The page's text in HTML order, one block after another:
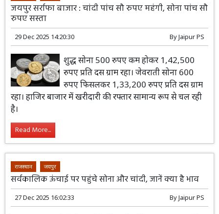
जयपुर सर्राफा बाजार : चांदी पांच सौ रुपए महंगी, सोना पांच सौ
रुपए सस्ता
29 Dec 2025 14:20:30 ByJaipur PS
शुद्ध सोना 500 रुपए कम होकर 1,42,500
रुपए प्रति दस ग्राम रहा। जेवराती सोना 600
रुपए फिसलकर 1,33,200 रुपए प्रति दस ग्राम
रहा। हाजिर बाजार में खरीदारी की रफ्तार सामान्य रूप से चल रही
है।
Read More...
राजस्थान जयपुर
सर्वकालिक ऊंचाई पर पहुंचे सोना और चांदी, जानें क्या है भाव
27 Dec 2025 16:02:33 ByJaipur PS